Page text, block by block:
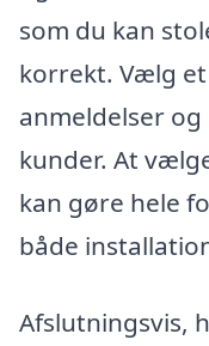
som du kan
korrekt. Vælg
anmeldelser
kunder. At
kan gøre hele
både
Afslutningsvis,